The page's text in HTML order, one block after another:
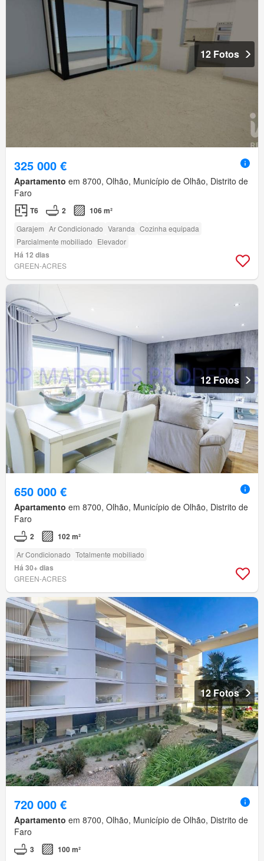
12 Fotos
325 000 €
Apartamento em 8700, Olhão, Município de Olhão, Distrito de
Faro
T6 2 106 m²
Garajem Ar Condicionado Varanda Cozinha equipada
Parcialmente mobiliado Elevador
Há 12 dias
GREEN-ACRES
12 Fotos
650 000 €
Apartamento em 8700, Olhão, Município de Olhão, Distrito de
Faro
2 102 m²
Ar Condicionado Totalmente mobiliado
Há 30+ dias
GREEN-ACRES
12 Fotos
720 000 €
Apartamento em 8700, Olhão, Município de Olhão, Distrito de
Faro
3 100 m²